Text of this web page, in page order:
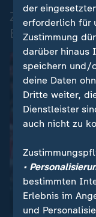
EM 2026
Handball:
Dänemark im
für DHB-Team
der
erforderlich für
Zustimmung
darüber hinaus
speichern und/
deine Daten
Dritte weiter,
Dienstleister
auch nicht zu
•
bestimmten
Erlebnis im
und